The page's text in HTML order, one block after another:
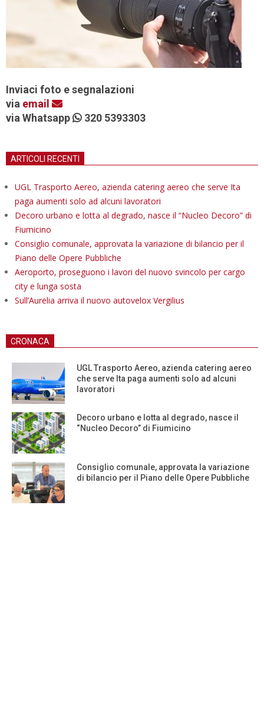
Inviaci foto e segnalazioni
via email
via Whatsapp
320 5393303
ARTICOLI RECENTI
UGL Trasporto Aereo, azienda catering aereo che serve Ita
paga aumenti solo ad alcuni lavoratori
Decoro urbano e lotta al degrado, nasce il “Nucleo Decoro” di
Fiumicino
Consiglio comunale, approvata la variazione di bilancio per il
Piano delle Opere Pubbliche
Aeroporto, proseguono i lavori del nuovo svincolo per cargo
city e lunga sosta
Sull’Aurelia arriva il nuovo autovelox Vergilius
CRONACA
UGL Trasporto Aereo, azienda catering aereo
che serve Ita paga aumenti solo ad alcuni
lavoratori
Decoro urbano e lotta al degrado, nasce il
“Nucleo Decoro” di Fiumicino
Consiglio comunale, approvata la variazione
di bilancio per il Piano delle Opere Pubbliche